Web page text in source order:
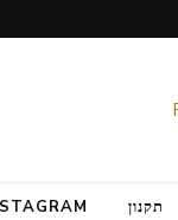
תקנון